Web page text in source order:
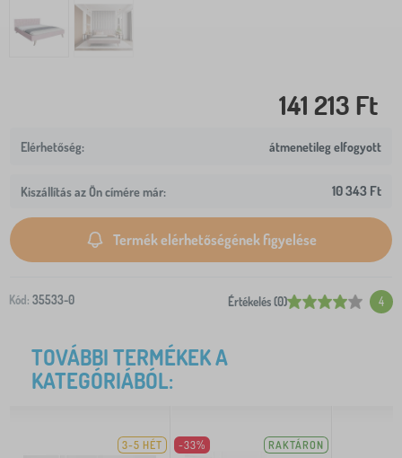
141 213 Ft
átmenetileg elfogyott
Kiszállítás az Ön címére már: 10 343 Ft
Termék elérhetőségének figyelése
Kód: 35533-0 Értékelés (0) 4
TOVÁBBI TERMÉKEK A
KATEGÓRIÁBÓL:
3-5 HÉT -33% RAKTÁRON